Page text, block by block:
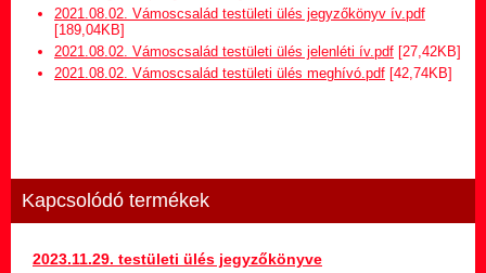
Hirdetmény termőföld
bérletére
Települési Arculati
Képviselő-testületi ülések
2021.08.02. Vámoscsalád testületi ülés jegyzőkönyv ív.pdf
[189,04KB]
2021.08.02. Vámoscsalád testületi ülés jelenléti ív.pdf [27,42KB]
2021.08.02. Vámoscsalád testületi ülés meghívó.pdf [42,74KB]
Kapcsolódó termékek
2023.11.29. testületi ülés jegyzőkönyve